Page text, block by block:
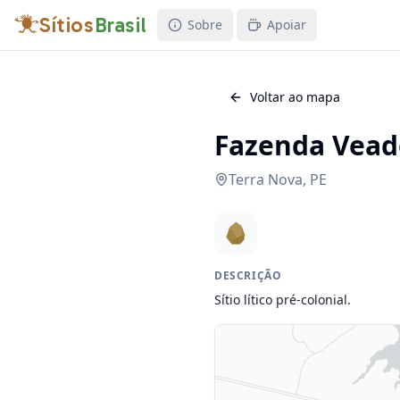
SítiosBrasil Sobre Apoiar
Voltar ao mapa
Fazenda
Terra Nova, PE
DESCRIÇÃO
Sítio lítico pré-colonial.